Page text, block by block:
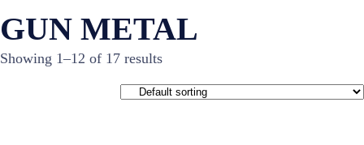
GUN METAL
Showing 1–12 of 17 results